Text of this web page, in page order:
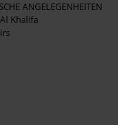
ANGELEGENHEITEN
Khalifa